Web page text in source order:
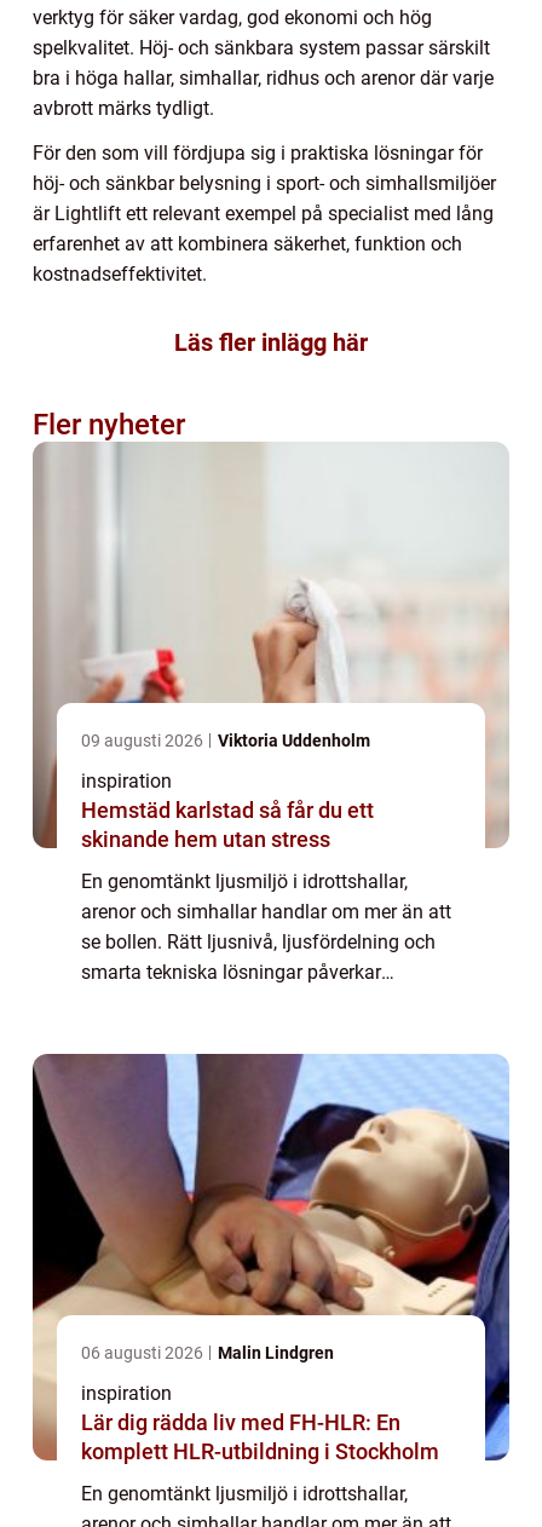
verktyg för säker vardag, god ekonomi och hög
spelkvalitet. Höj- och sänkbara system passar särskilt
bra i höga hallar, simhallar, ridhus och arenor där varje
avbrott märks tydligt.
För den som vill fördjupa sig i praktiska lösningar för
höj- och sänkbar belysning i sport- och simhallsmiljöer
är Lightlift ett relevant exempel på specialist med lång
erfarenhet av att kombinera säkerhet, funktion och
kostnadseffektivitet.
Läs fler inlägg här
Fler nyheter
09 augusti 2026 Viktoria Uddenholm
inspiration
Hemstäd karlstad så får du ett
skinande hem utan stress
En genomtänkt ljusmiljö i idrottshallar,
arenor och simhallar handlar om mer än att
se bollen. Rätt ljusnivå, ljusfördelning och
smarta tekniska lösningar påverkar
behöver lägga...
06 augusti 2026 Malin Lindgren
inspiration
Lär dig rädda liv med FH-HLR: En
komplett HLR-utbildning i Stockholm
En genomtänkt ljusmiljö i idrottshallar,